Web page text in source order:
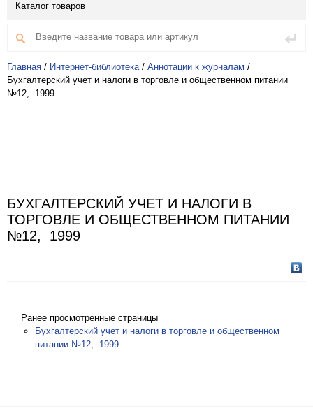
Каталог товаров
Главная / Интернет-библиотека / Аннотации к журналам /
Бухгалтерский учет и налоги в торговле и общественном питании
№12, 1999
БУХГАЛТЕРСКИЙ УЧЕТ И НАЛОГИ В
ТОРГОВЛЕ И ОБЩЕСТВЕННОМ ПИТАНИИ
№12, 1999
Ранее просмотренные страницы
Бухгалтерский учет и налоги в торговле и общественном
питании №12, 1999